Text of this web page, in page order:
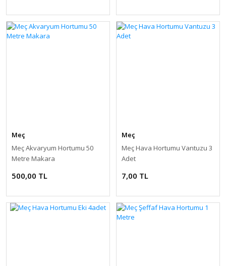
Meç
Meç Akvaryum Hortumu 50
Metre Makara
500,00 TL
Meç
Meç Hava Hortumu Vantuzu 3
Adet
7,00 TL